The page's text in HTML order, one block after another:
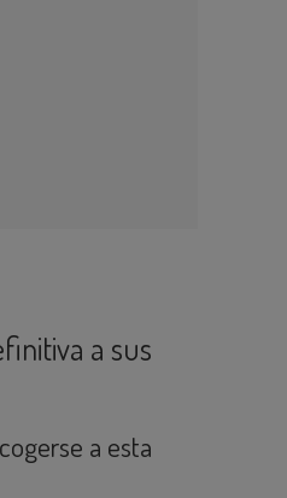
a sus
a esta